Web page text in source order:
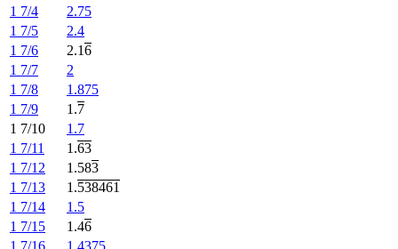
1 7/4
2.75
1 7/5
2.4
1 7/6
2.16
1 7/7
2
1 7/8
1.875
1 7/9
1.7
1 7/10
1.7
1 7/11
1.63
1 7/12
1.583
1 7/13
1.538461
1 7/14
1.5
1 7/15
1.46
1 7/16
1.4375